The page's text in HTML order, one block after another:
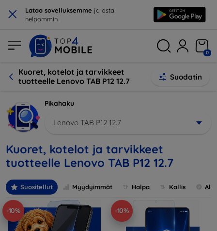
× Lataa sovelluksemme ja osta
helpommin.
0
Kuoret, kotelot ja tarvikkeet
tuotteelle Lenovo TAB P12 12.7
Suodatin
Pikahaku
Lenovo TAB P12 12.7
Kuoret, kotelot ja tarvikkeet
tuotteelle Lenovo TAB P12 12.7
Suositellut Myydyimmät Halpa Kallis
-10% -10%